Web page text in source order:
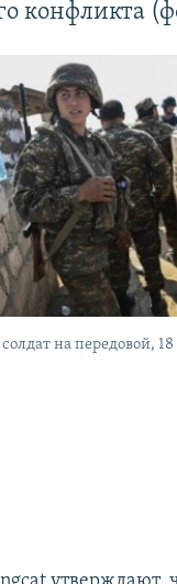
конфликта
на передовой, 18